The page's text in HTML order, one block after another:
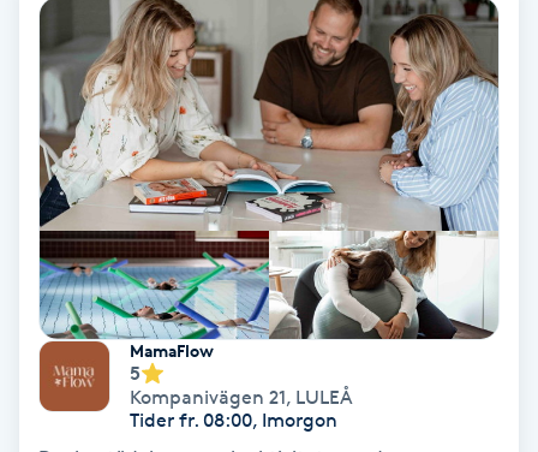
Extensions borttagning
Eyeliner-tatuering
Face framing
Faceliftmassage
Fet hårbotten
Fettreducering
MamaFlow
5
Kompanivägen 21, LULEÅ
Tider fr. 08:00, Imorgon